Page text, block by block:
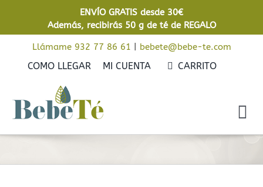
ENVÍO GRATIS desde 30€
Además, recibirás 50 g de té de REGALO
Llámame 932 77 86 61 bebete@bebe-te.com
COMO LLEGAR MI CUENTA CARRITO